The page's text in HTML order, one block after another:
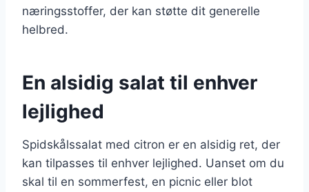
næringsstoffer, der kan støtte dit generelle
helbred.
En alsidig salat til enhver
lejlighed
Spidskålssalat med citron er en alsidig ret, der
kan tilpasses til enhver lejlighed. Uanset om du
skal til en sommerfest, en picnic eller blot